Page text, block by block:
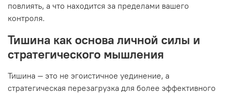
повлиять, а что находится за пределами вашего
контроля.
Тишина как основа личной силы и
стратегического мышления
Тишина — это не эгоистичное уединение, а
стратегическая перезагрузка для более эффективного